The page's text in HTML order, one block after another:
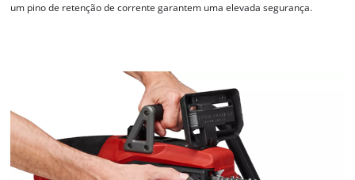
Precisamos do seu consentimento para
carregar o serviço Google Maps!
um pino de retenção de corrente garantem uma elevada segurança.